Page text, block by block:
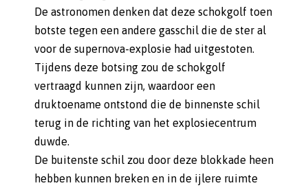
De astronomen denken dat deze schokgolf toen
botste tegen een andere gasschil die de ster al
voor de supernova-explosie had uitgestoten.
Tijdens deze botsing zou de schokgolf
vertraagd kunnen zijn, waardoor een
druktoename ontstond die de binnenste schil
terug in de richting van het explosiecentrum
duwde.
De buitenste schil zou door deze blokkade heen
hebben kunnen breken en in de ijlere ruimte